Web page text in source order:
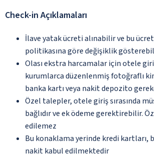
Check-in Açıklamaları
İlave yatak ücreti alınabilir ve bu
politikasına göre değişiklik
Olası ekstra harcamalar için otele
kurumlarca düzenlenmiş fotoğraflı
banka kartı veya nakit depozito
Özel talepler, otele giriş sırasında
bağlıdır ve ek ödeme gerektirebilir.
edilemez
Bu konaklama yerinde kredi kartları,
nakit kabul edilmektedir